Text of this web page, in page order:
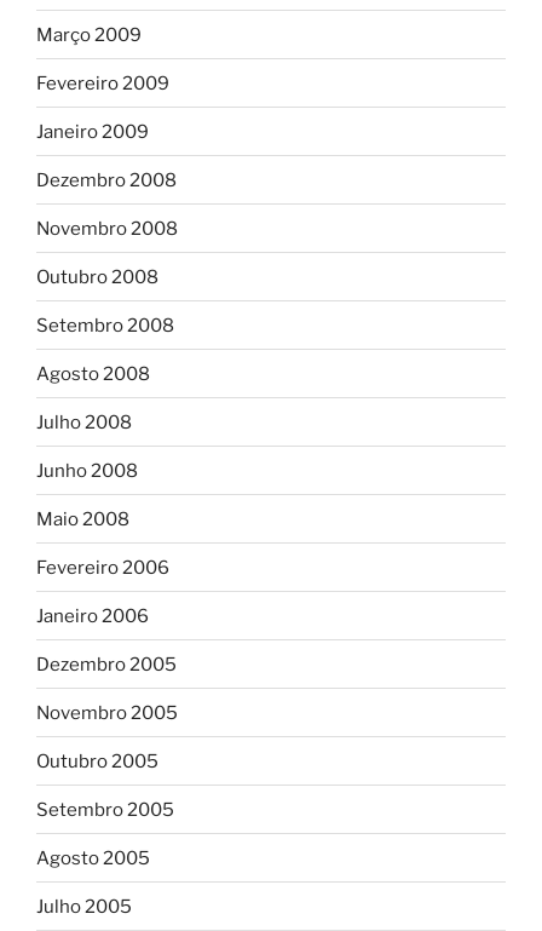
Março 2009
Fevereiro 2009
Janeiro 2009
Dezembro 2008
Novembro 2008
Outubro 2008
Setembro 2008
Agosto 2008
Julho 2008
Junho 2008
Maio 2008
Fevereiro 2006
Janeiro 2006
Dezembro 2005
Novembro 2005
Outubro 2005
Setembro 2005
Agosto 2005
Julho 2005